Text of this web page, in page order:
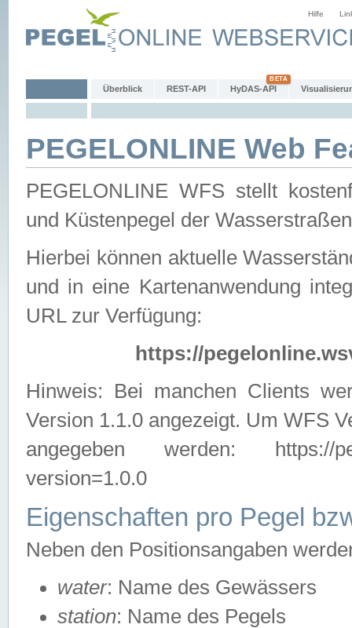
Hilfe
Überblick REST-API HyDAS-API
PEGELONLINE Web
PEGELONLINE WFS stellt
und Küstenpegel der
Hierbei können aktuelle
und in eine Kartenanwendung
URL zur Verfügung:
https://
Hinweis: Bei manchen Clients
Version 1.1.0 angezeigt. Um WFS
angegeben werden: https://
version=1.0.0
Eigenschaften pro Pegel
Neben den Positionsangaben
water: Name des Gewässers
station: Name des Pegels